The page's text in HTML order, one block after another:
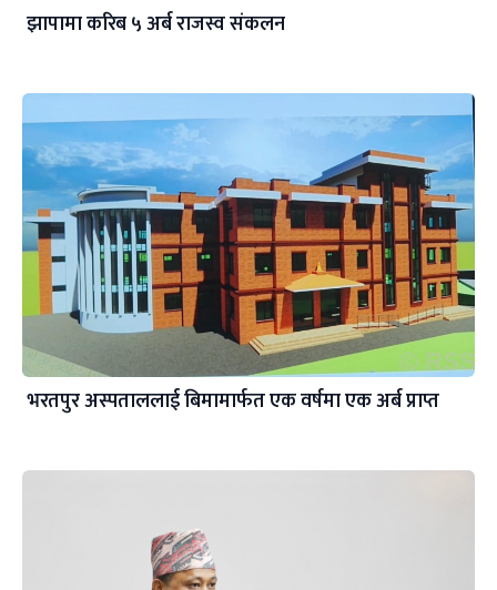
झापामा करिब ५ अर्ब राजस्व संकलन
भरतपुर अस्पताललाई बिमामार्फत एक वर्षमा एक अर्ब प्राप्त